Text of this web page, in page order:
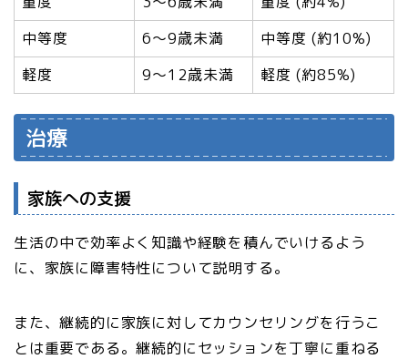
中等度
6～9歳未満
中等度 (約10%)
軽度
9～12歳未満 軽度 (約85%)
治療
家族への支援
生活の中で効率よく知識や経験を積んでいけるよう
に、家族に障害特性について説明する。
また、継続的に家族に対してカウンセリングを行うこ
とは重要である。継続的にセッションを丁寧に重ねる